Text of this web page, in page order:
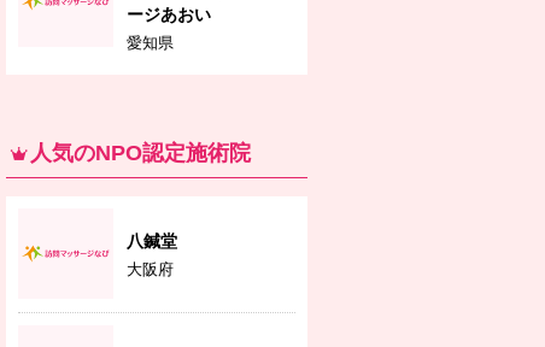
ージあおい
愛知県
人気のNPO認定施術院
八鍼堂
大阪府